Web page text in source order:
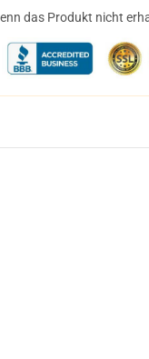
das Produkt nicht